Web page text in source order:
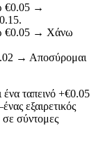
€0.05 →
€0.05 → Χάνω
→ Αποσύρομαι
ένα ταπεινό +€0.05
εξαιρετικός
σύντομες